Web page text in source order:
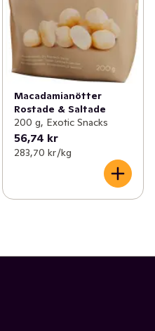
Macadamianötter
Rostade & Saltade
200 g, Exotic Snacks
56,74 kr
283,70 kr /kg